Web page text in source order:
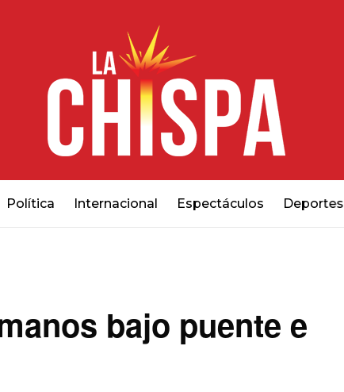
Política Internacional Espectáculos Deportes
bajo puente e